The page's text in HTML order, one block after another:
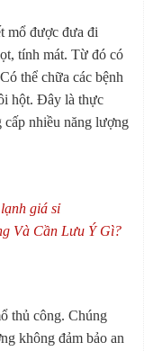
mổ được đưa đi
tính mát. Từ đó có
thể chữa các bệnh
hột. Đây là thực
nhiều năng lượng
giá sỉ
Và Cần Lưu Ý Gì?
thủ công. Chúng
không đảm bảo an